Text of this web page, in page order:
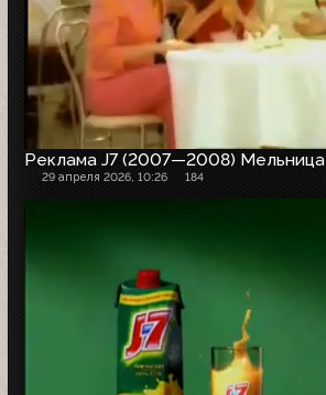
Реклама J7 (2007—2008) Мельница
29 апреля 2026, 10:26 184